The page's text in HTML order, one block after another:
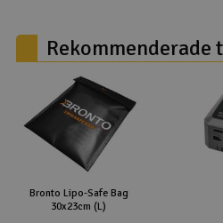
Bronto Lipo-Safe Bag
30x23cm (L)